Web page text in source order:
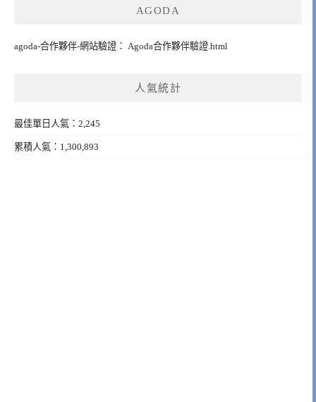
AGODA
agoda-合作夥伴-網站驗證： Agoda合作夥伴驗證.html
人氣統計
最佳單日人氣：2,245
累積人氣：1,300,893